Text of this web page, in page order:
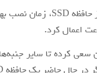
اعمال کرد.
کرده تا سایر